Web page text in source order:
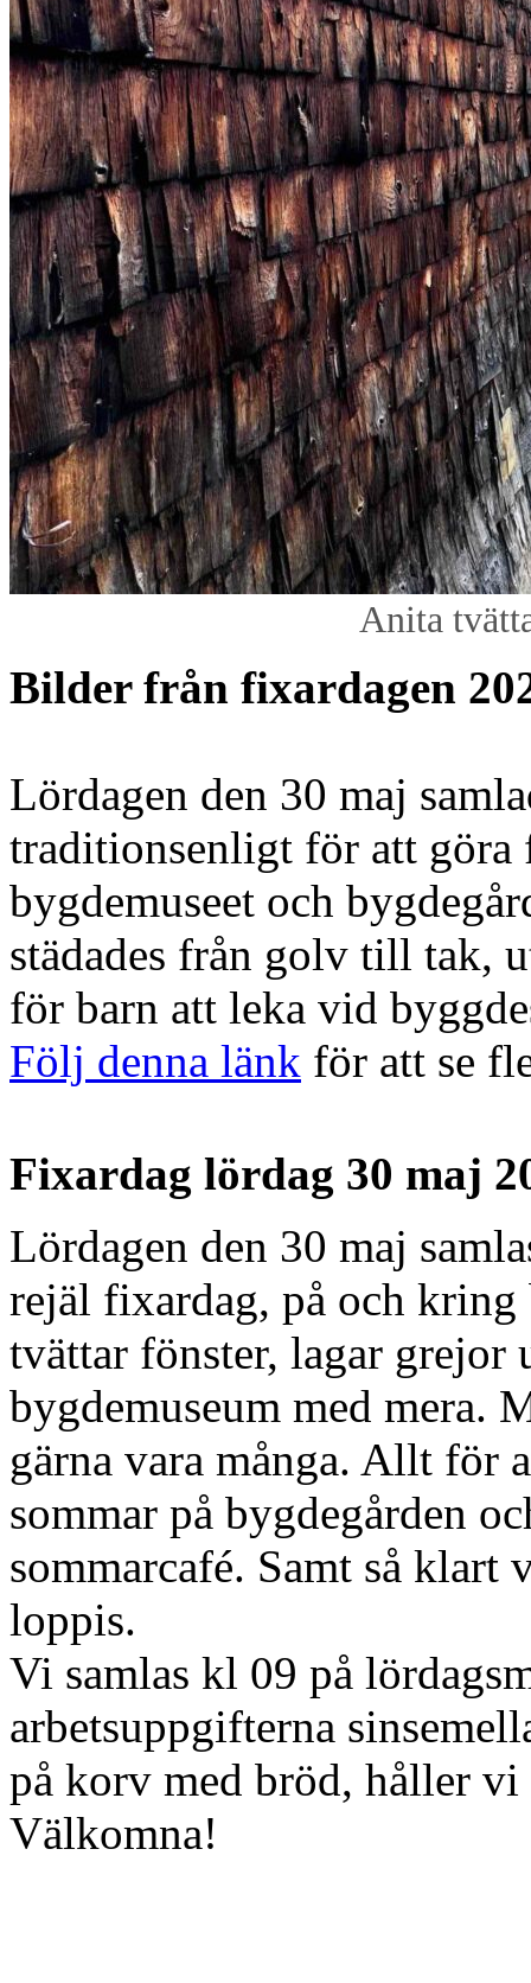
Anita
Bilder från fixardagen
Lördagen den 30 maj
traditionsenligt för att göra
bygdemuseet och
städades från golv till tak,
för barn att leka vid
Följ denna länk för att se
Fixardag lördag 30 maj
Lördagen den 30 maj
rejäl fixardag, på och
tvättar fönster, lagar grejor
bygdemuseum med mera.
gärna vara många. Allt för
sommar på bygdegården
sommarcafé. Samt så
loppis.
Vi samlas kl 09 på
arbetsuppgifterna
på korv med bröd, håller vi
Välkomna!